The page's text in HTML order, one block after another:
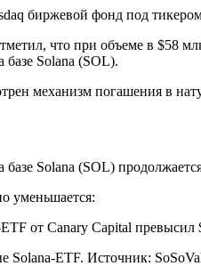
биржевой фонд под
что при объеме в $58
Solana (SOL).
механизм погашения в
Solana (SOL)
уменьшается:
Solana-ETF. Источник: